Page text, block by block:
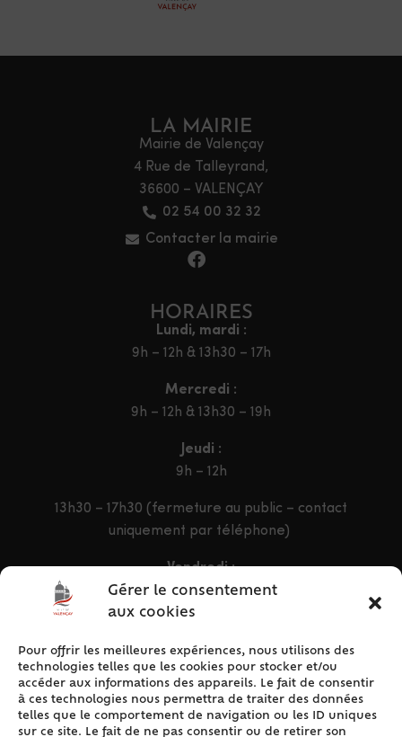
Gérer le consentement
aux cookies
Pour offrir les meilleures expériences, nous utilisons des
technologies telles que les cookies pour stocker et/ou
accéder aux informations des appareils. Le fait de consentir
à ces technologies nous permettra de traiter des données
telles que le comportement de navigation ou les ID uniques
sur ce site. Le fait de ne pas consentir ou de retirer son
LA MAIRIE
Mairie de Valençay
4 Rue de Talleyrand,
36600 – VALENÇAY
02 54 00 32 32
Contacter la mairie
HORAIRES
Lundi, mardi :
9h – 12h & 13h30 – 17h
Mercredi :
9h – 12h & 13h30 – 19h
Jeudi :
9h – 12h
13h30 – 17h30 (fermeture au public – contact
uniquement par téléphone)
Vendredi :
9h – 12h & 13h30 – 16h30
ACCÈS RAPIDE
Accueil
Contact
Plan du site